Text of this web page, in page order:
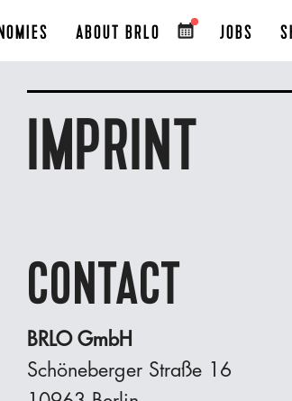
ABOUT BRLO JOBS
IMPRINT
CONTACT
BRLO GmbH
Schöneberger Straße 16